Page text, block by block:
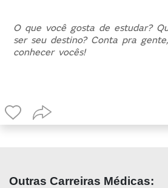
O que você gosta de estudar?
ser seu destino? Conta pra
conhecer vocês!
Outras Carreiras Médicas: